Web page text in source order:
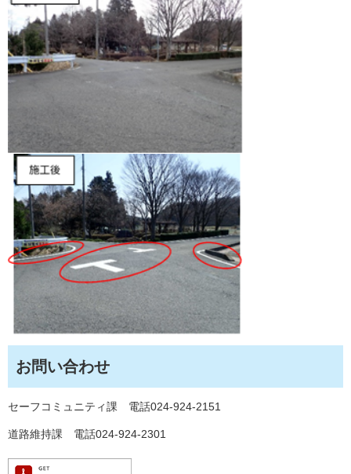
お問い合わせ
セーフコミュニティ課 電話024-924-2151
道路維持課 電話024-924-2301